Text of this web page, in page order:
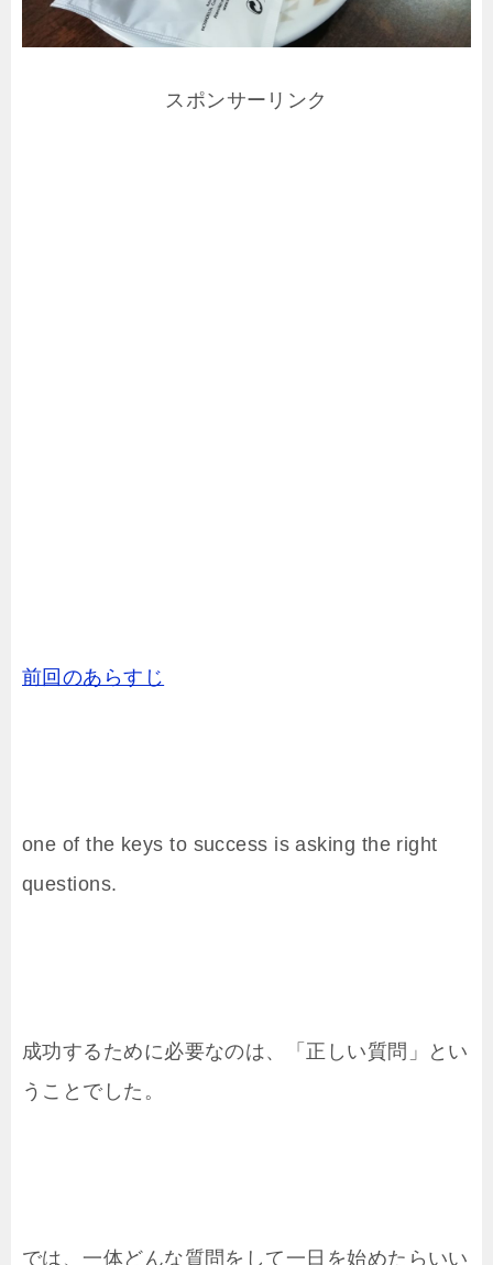
スポンサーリンク
前回のあらすじ
one of the keys to success is asking the right
questions.
成功するために必要なのは、「正しい質問」とい
うことでした。
では、一体どんな質問をして一日を始めたらいい